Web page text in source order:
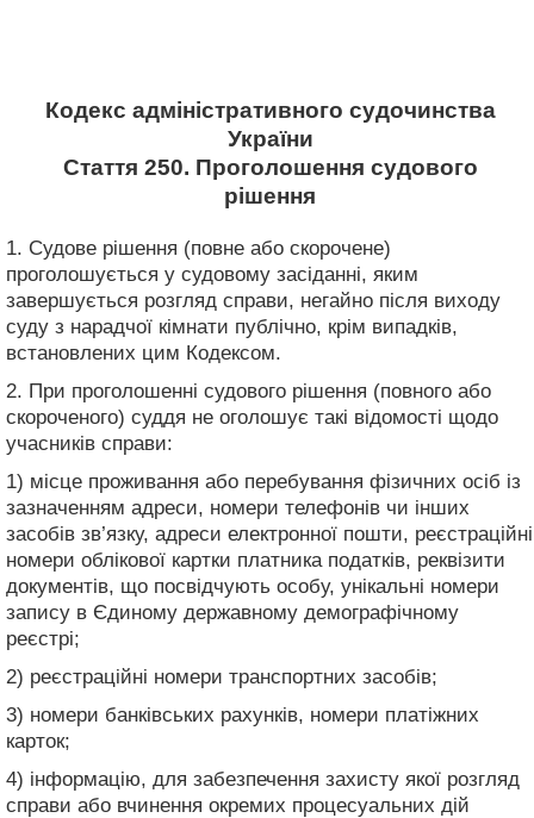
Кодекс адміністративного судочинства
України
Стаття 250. Проголошення судового
рішення
1. Судове рішення (повне або скорочене)
проголошується у судовому засіданні, яким
завершується розгляд справи, негайно після виходу
суду з нарадчої кімнати публічно, крім випадків,
встановлених цим Кодексом.
2. При проголошенні судового рішення (повного або
скороченого) суддя не оголошує такі відомості щодо
учасників справи:
1) місце проживання або перебування фізичних осіб із
зазначенням адреси, номери телефонів чи інших
засобів зв’язку, адреси електронної пошти, реєстраційні
номери облікової картки платника податків, реквізити
документів, що посвідчують особу, унікальні номери
запису в Єдиному державному демографічному
реєстрі;
2) реєстраційні номери транспортних засобів;
3) номери банківських рахунків, номери платіжних
карток;
4) інформацію, для забезпечення захисту якої розгляд
справи або вчинення окремих процесуальних дій